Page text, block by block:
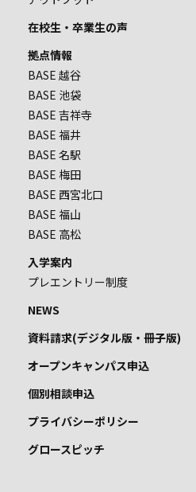
在校生・卒業生の声
拠点情報
BASE 越谷
BASE 池袋
BASE 吉祥寺
BASE 福井
BASE 名駅
BASE 梅田
BASE 西宮北口
BASE 福山
BASE 高松
入学案内
プレエントリー制度
NEWS
資料請求(デジタル版・冊子版)
オープンキャンパス申込
個別相談申込
プライバシーポリシー
グロースピッチ